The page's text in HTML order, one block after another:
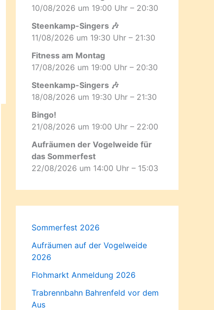
10/08/2026 um 19:00 Uhr – 20:30
Steenkamp-Singers 🎶
11/08/2026 um 19:30 Uhr – 21:30
Fitness am Montag
17/08/2026 um 19:00 Uhr – 20:30
Steenkamp-Singers 🎶
18/08/2026 um 19:30 Uhr – 21:30
Bingo!
21/08/2026 um 19:00 Uhr – 22:00
Aufräumen der Vogelweide für
das Sommerfest
22/08/2026 um 14:00 Uhr – 15:03
Sommerfest 2026
Aufräumen auf der Vogelweide
2026
Flohmarkt Anmeldung 2026
Trabrennbahn Bahrenfeld vor dem
Aus